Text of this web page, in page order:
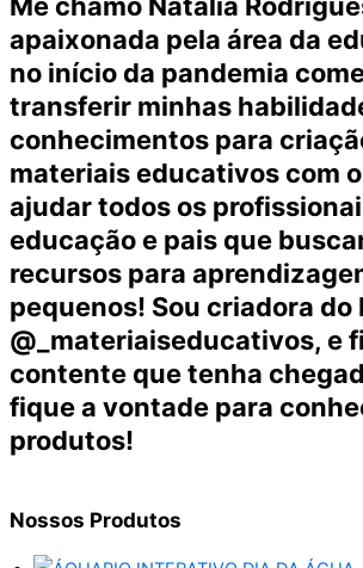
apaixonada pela área da
no início da pandemia
transferir minhas
conhecimentos para
materiais educativos com
ajudar todos os
educação e pais que
recursos para
pequenos! Sou criadora do
@_materiaiseducativos, e
contente que tenha
fique a vontade para
produtos!
Nossos Produtos